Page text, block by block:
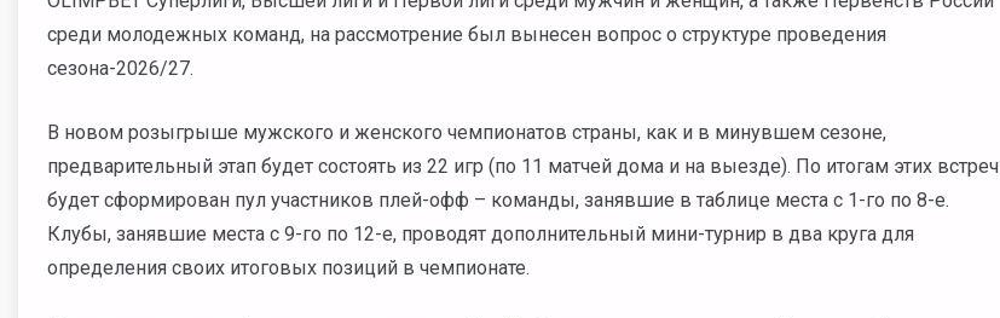
среди молодежных команд, на рассмотрение был вынесен вопрос о структуре проведения
сезона-2026/27.
В новом розыгрыше мужского и женского чемпионатов страны, как и в минувшем сезоне,
предварительный этап будет состоять из 22 игр (по 11 матчей дома и на выезде). По итогам этих встреч
будет сформирован пул участников плей-офф – команды, занявшие в таблице места с 1-го по 8-е.
Клубы, занявшие места с 9-го по 12-е, проводят дополнительный мини-турнир в два круга для
определения своих итоговых позиций в чемпионате.